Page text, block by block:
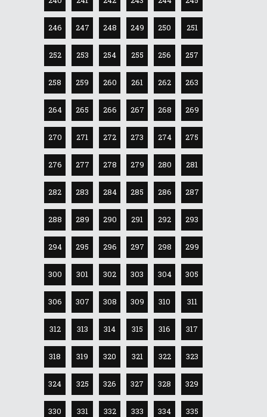
246 247 248 249 250 251
252 253 254 255 256 257
258 259 260 261 262 263
264 265 266 267 268 269
270 271 272 273 274 275
276 277 278 279 280 281
282 283 284 285 286 287
288 289 290 291 292 293
294 295 296 297 298 299
300 301 302 303 304 305
306 307 308 309 310 311
312 313 314 315 316 317
318 319 320 321 322 323
324 325 326 327 328 329
330 331 332 333 334 335